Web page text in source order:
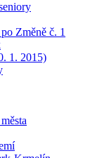
Změně č. 1
1. 2015)